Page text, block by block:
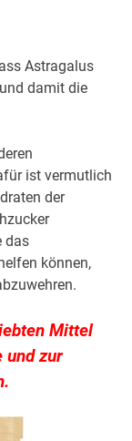
Astragalus
damit die
ist vermutlich
der
das
können,
Mittel
und zur